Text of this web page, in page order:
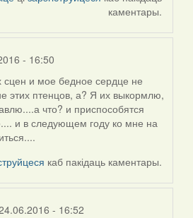
каментары.
- 16:50
и мое бедное сердце не
этих птенцов, а? Я их выкормлю,
что? и приспособятся
и в следующем году ко мне на
каб пакідаць каментары.
- 16:52